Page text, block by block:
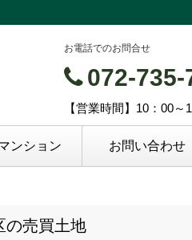
お電話でのお問合せ
072-735-
【営業時間】10：00
ンション お問い合わせ
の売買土地